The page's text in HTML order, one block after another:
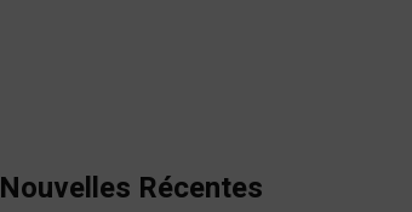
Nouvelles Récentes